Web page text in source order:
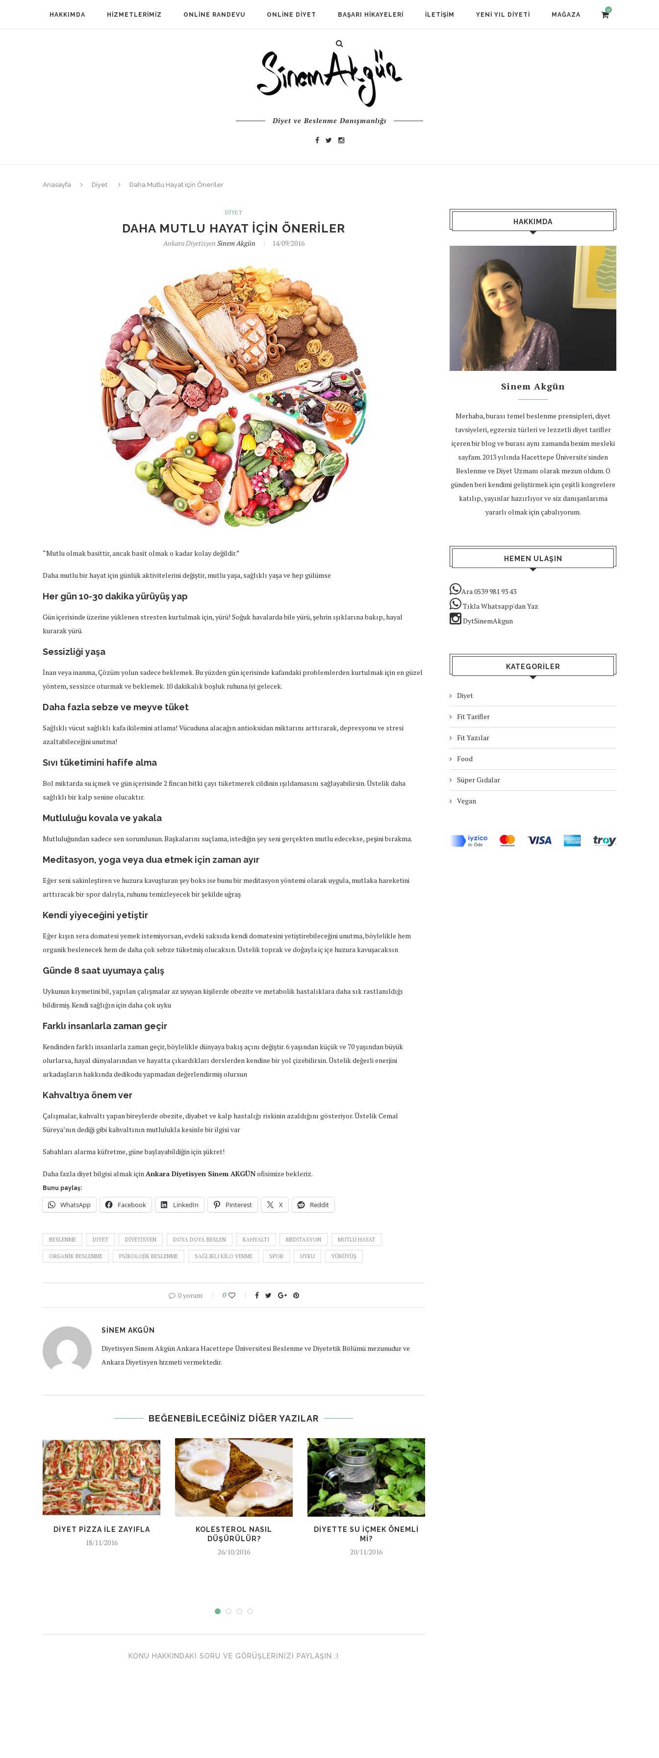
HAKKIMDA HIZMETLERIMIZ ONLINE RANDEVU ONLINE DIYET BAŞARI HIKAYELERI İLETIŞIM YENI YIL DIYETI MAĞAZA
0
Diyet ve Beslenme Danışmanlığı
Anasayfa Diyet Daha Mutlu Hayat için Öneriler
DIYET
DAHA MUTLU HAYAT IÇIN ÖNERILER
Ankara Diyetisyen Sinem Akgün 14/09/2016
“Mutlu olmak basittir, ancak basit olmak o kadar kolay değildir.”
Daha mutlu bir hayat için günlük aktivitelerini değiştir, mutlu yaşa, sağlıklı yaşa ve hep gülümse
Her gün 10-30 dakika yürüyüş yap
Gün içerisinde üzerine yüklenen stresten kurtulmak için, yürü! Soğuk havalarda bile yürü, şehrin ışıklarına bakıp, hayal
kurarak yürü.
Sessizliği yaşa
İnan veya inanma, Çözüm yolun sadece beklemek. Bu yüzden gün içerisinde kafandaki problemlerden kurtulmak için en güzel
yöntem, sessizce oturmak ve beklemek. 10 dakikalık boşluk ruhuna iyi gelecek.
Daha fazla sebze ve meyve tüket
Sağlıklı vücut sağlıklı kafa ikilemini atlama! Vücuduna alacağın antioksidan miktarını arttırarak, depresyonu ve stresi
azaltabileceğini unutma!
Sıvı tüketimini hafife alma
Bol miktarda su içmek ve gün içerisinde 2 fincan bitki çayı tüketmerek cildinin ışıldamasını sağlayabilirsin. Üstelik daha
sağlıklı bir kalp senine olucaktır.
Mutluluğu kovala ve yakala
Mutluluğundan sadece sen sorumlusun. Başkalarını suçlama, istediğin şey seni gerçekten mutlu edecekse, peşini bırakma.
Meditasyon, yoga veya dua etmek için zaman ayır
Eğer seni sakinleştiren ve huzura kavuşturan şey boks ise bunu bir meditasyon yöntemi olarak uygula, mutlaka hareketini
arttıracak bir spor dalıyla, ruhunu temizleyecek bir şekilde uğraş
Kendi yiyeceğini yetiştir
Eğer kışın sera domatesi yemek istemiyorsan, evdeki saksıda kendi domatesini yetiştirebileceğini unutma, böylelikle hem
organik beslenecek hem de daha çok sebze tüketmiş olucaksın. Üstelik toprak ve doğayla iç içe huzura kavuşacaksın
Günde 8 saat uyumaya çalış
Uykunun kıymetini bil, yapılan çalışmalar az uyuyan kişilerde obezite ve metabolik hastalıklara daha sık rastlanıldığı
bildirmiş. Kendi sağlığın için daha çok uyku
Farklı insanlarla zaman geçir
Kendinden farklı insanlarla zaman geçir, böylelikle dünyaya bakış açını değiştir. 6 yaşından küçük ve 70 yaşından büyük
olurlarsa, hayal dünyalarından ve hayatta çıkardıkları derslerden kendine bir yol çizebilirsin. Üstelik değerli enerjini
arkadaşların hakkında dedikodu yapmadan değerlendirmiş olursun
Kahvaltıya önem ver
Çalışmalar, kahvaltı yapan bireylerde obezite, diyabet ve kalp hastalığı riskinin azaldığını gösteriyor. Üstelik Cemal
Süreya’nın dediği gibi kahvaltının mutlulukla kesinle bir ilgisi var
Sabahları alarma küfretme, güne başlayabildiğin için şükret!
Daha fazla diyet bilgisi almak içinAnkara Diyetisyen Sinem AKGÜNofisimize bekleriz.
Bunu paylaş:
WhatsApp Facebook LinkedIn Pinterest X Reddit
BESLENME DIYET DIYETISYEN DOYA DOYA BESLEN KAHVALTI MEDITASYON MUTLU HAYAT
ORGANIK BESLENME PSIKOLOJIK BESLENME SAĞLIKLI KILO VERME SPOR UYKU YÜRÜYÜŞ
0 yorum 0
SINEM AKGÜN
Diyetisyen Sinem Akgün Ankara Hacettepe Üniversitesi Beslenme ve Diyetetik Bölümü mezunudur ve
Ankara Diyetisyen hizmeti vermektedir.
BEĞENEBILECEĞINIZ DIĞER YAZILAR
DIYET PIZZA ILE ZAYIFLA
18/11/2016
KOLESTEROL NASIL
DÜŞÜRÜLÜR?
26/10/2016
DIYETTE SU İÇMEK ÖNEMLI
MI?
20/11/2016
KONU HAKKINDAKI SORU VE GÖRÜŞLERINIZI PAYLAŞIN :)
HAKKIMDA
Sinem Akgün
Merhaba, burası temel beslenme prensipleri, diyet
tavsiyeleri, egzersiz türleri ve lezzetli diyet tarifler
içeren bir blog ve burası aynı zamanda benim mesleki
sayfam. 2013 yılında Hacettepe Üniversite'sinden
Beslenme ve Diyet Uzmanı olarak mezun oldum. O
günden beri kendimi geliştirmek için çeşitli kongrelere
katılıp, yayınlar hazırlıyor ve siz danışanlarıma
yararlı olmak için çabalıyorum.
HEMEN ULAŞIN
Ara 0539 981 93 43
Tıkla Whatsapp'dan Yaz
DytSinemAkgun
KATEGORILER
Diyet
Fit Tarifler
Fit Yazılar
Food
Süper Gıdalar
Vegan